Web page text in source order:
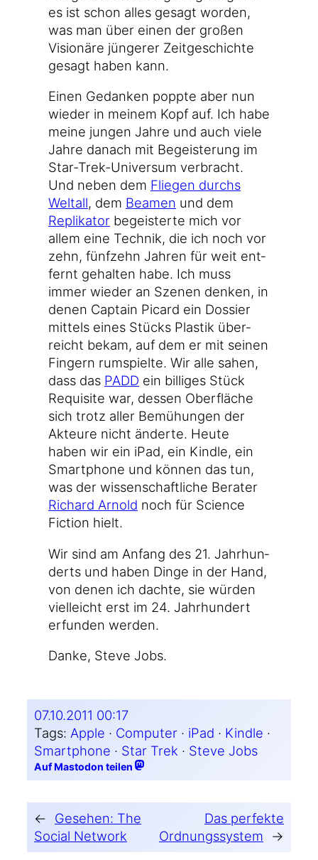
es ist schon alles gesagt wor­den,
was man über einen der gro­ßen
Visio­nä­re jün­ge­rer Zeit­ge­schich­te
gesagt haben kann.
Einen Gedan­ken popp­te aber nun
wie­der in mei­nem Kopf auf. Ich habe
mei­ne jun­gen Jah­re und auch vie­le
Jah­re danach mit Begeis­te­rung im
Star-Trek-Universum ver­bracht.
Und neben dem Flie­gen durchs
Welt­all, dem Bea­men und dem
Repli­ka­tor begeis­ter­te mich vor
allem eine Tech­nik, die ich noch vor
zehn, fünf­zehn Jah­ren für weit ent­
fernt gehal­ten habe. Ich muss
immer wie­der an Sze­nen den­ken, in
denen Cap­tain Picard ein Dos­sier
mit­tels eines Stücks Plas­tik über­
reicht bekam, auf dem er mit sei­nen
Fin­gern rum­spiel­te. Wir alle sahen,
dass das PADD ein bil­li­ges Stück
Requi­si­te war, des­sen Ober­flä­che
sich trotz aller Bemü­hun­gen der
Akteu­re nicht änder­te. Heu­te
haben wir ein iPad, ein Kind­le, ein
Smart­phone und kön­nen das tun,
was der wis­sen­schaft­li­che Bera­ter
Richard Arnold noch für Sci­ence
Fic­tion hielt.
Wir sind am Anfang des 21. Jahr­hun­
derts und haben Din­ge in der Hand,
von denen ich dach­te, sie wür­den
viel­leicht erst im 24. Jahr­hun­dert
erfun­den werden.
Dan­ke, Ste­ve Jobs.
07.10.2011 00:17
Tags: Apple · Computer · iPad · Kindle
Smartphone · Star Trek · Steve Jobs
Auf Mastodon teilen
←
Gesehen: The
Social Network
Das perfekte
Ordnungssystem
→